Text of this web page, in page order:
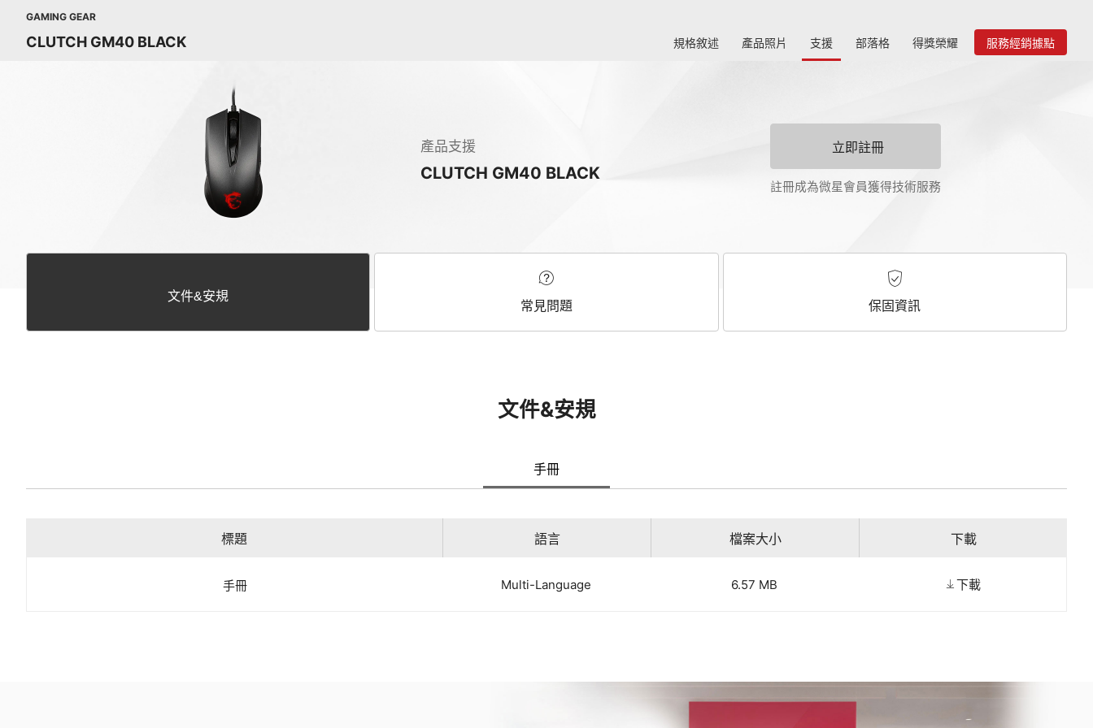
GAMING GEAR
CLUTCH GM40 BLACK 規格敘述 產品照片 支援 部落格 得獎榮耀 服務經銷據點
產品支援
CLUTCH GM40 BLACK
立即註冊
註冊成為微星會員獲得技術服務
文件&安規
常見問題 保固資訊
文件&安規
手冊
標題 語言 檔案大小 下載
手冊 Multi-Language 6.57 MB 下載